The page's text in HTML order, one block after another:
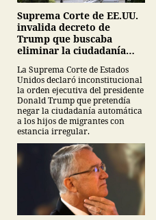
Suprema Corte de EE.UU.
invalida decreto de
Trump que buscaba
eliminar la ciudadanía
La Suprema Corte de Estados
Unidos declaró inconstitucional
la orden ejecutiva del presidente
Donald Trump que pretendía
negar la ciudadanía automática
a los hijos de migrantes con
estancia irregular.